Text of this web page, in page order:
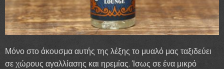
Μόνο στο άκουσμα αυτής της λέξης το μυαλό μας ταξιδεύει
σε χώρους αγαλλίασης και ηρεμίας. Ίσως σε ένα μικρό